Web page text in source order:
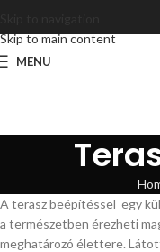
Skip to main content
MENU
A terasz beépítéssel egy
a természetben érezheti
meghatározó élettere.